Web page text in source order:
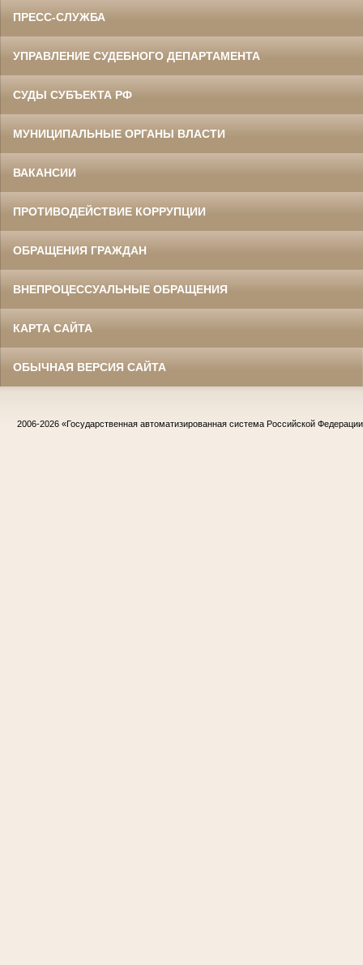
ПРЕСС-СЛУЖБА
УПРАВЛЕНИЕ СУДЕБНОГО ДЕПАРТАМЕНТА
СУДЫ СУБЪЕКТА РФ
МУНИЦИПАЛЬНЫЕ ОРГАНЫ ВЛАСТИ
ВАКАНСИИ
ПРОТИВОДЕЙСТВИЕ КОРРУПЦИИ
ОБРАЩЕНИЯ ГРАЖДАН
ВНЕПРОЦЕССУАЛЬНЫЕ ОБРАЩЕНИЯ
КАРТА САЙТА
ОБЫЧНАЯ ВЕРСИЯ САЙТА
2006-2026 «Государственная автоматизированная система Российской